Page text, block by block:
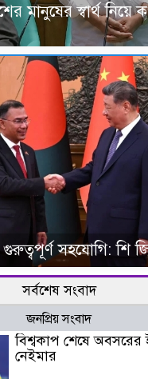
মানুষের স্বার্থ নিয়ে
গুরুত্বপূর্ণ সহযোগি: শি
সর্বশেষ সংবাদ
জনপ্রিয় সংবাদ
বিশ্বকাপ শেষে অবসরের
নেইমার